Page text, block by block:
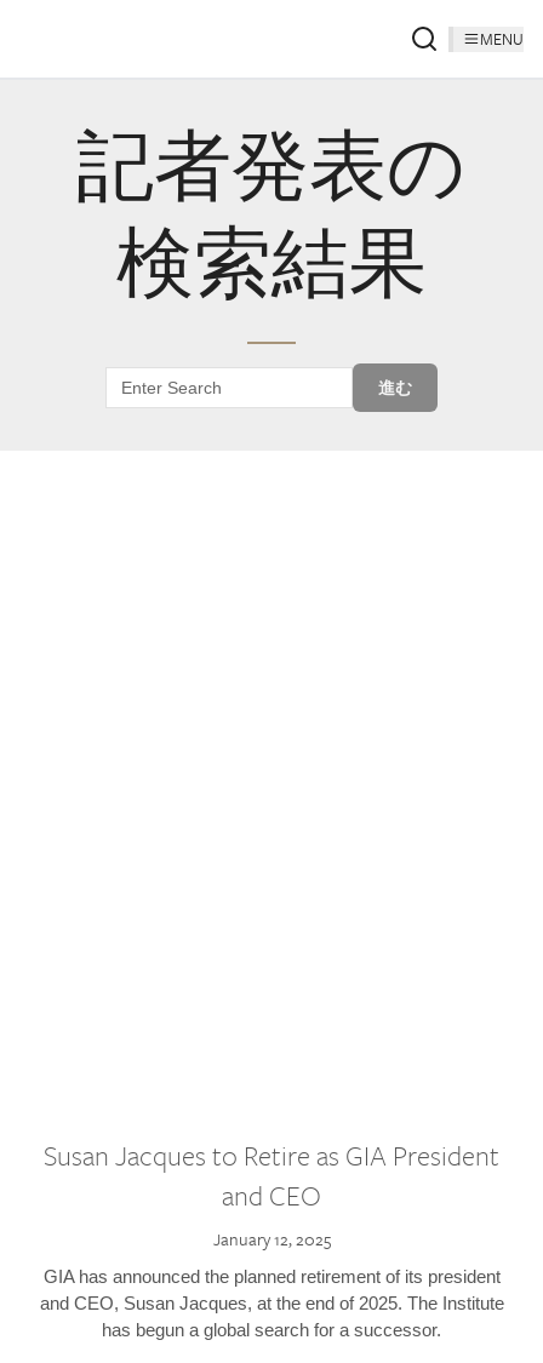
MENU
記者発表の
検索結果
進む
Susan Jacques to Retire as GIA President
and CEO
January 12, 2025
GIA has announced the planned retirement of its president
and CEO, Susan Jacques, at the end of 2025. The Institute
has begun a global search for a successor.